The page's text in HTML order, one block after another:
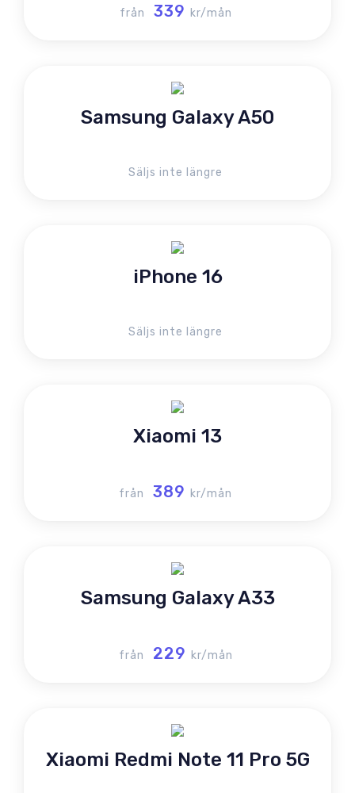
från 339 kr/mån
Samsung Galaxy A50
Säljs inte längre
iPhone 16
Säljs inte längre
Xiaomi 13
från 389 kr/mån
Samsung Galaxy A33
från 229 kr/mån
Xiaomi Redmi Note 11 Pro 5G